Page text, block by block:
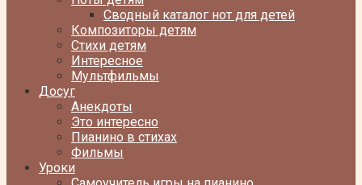
Сводный каталог нот для детей
Композиторы детям
Стихи детям
Интересное
Мультфильмы
Досуг
Анекдоты
Это интересно
Пианино в стихах
Фильмы
Уроки